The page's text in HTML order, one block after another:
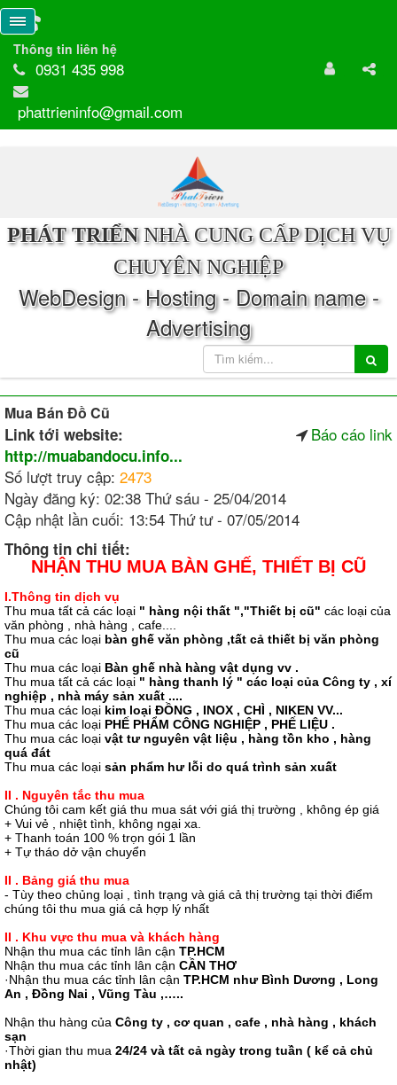
Thông tin liên hệ
0931 435 998
phattrieninfo@gmail.com
PHÁT TRIỂNNHÀ CUNG CẤP DỊCH VỤ
CHUYÊN NGHIỆP
WebDesign - Hosting - Domain name -
Advertising
Mua Bán Đồ Cũ
Báo cáo link
Link tới website:
http://muabandocu.info...
Số lượt truy cập: 2473
Ngày đăng ký: 02:38 Thứ sáu - 25/04/2014
Cập nhật lần cuối: 13:54 Thứ tư - 07/05/2014
Thông tin chi tiết:
NHẬN THU MUA BÀN GHẾ, THIẾT BỊ CŨ
I.Thông tin dịch vụ
Thu mua tất cả các loại " hàng nội thất ","Thiết bị cũ" các loại của
văn phòng , nhà hàng , cafe....
Thu mua các loại bàn ghế văn phòng ,tất cả thiết bị văn phòng
cũ
Thu mua các loại Bàn ghế nhà hàng vật dụng vv .
Thu mua tất cả các loại " hàng thanh lý " các loại của Công ty , xí
nghiệp , nhà máy sản xuất ....
Thu mua các loại kim loại ĐỒNG , INOX , CHÌ , NIKEN VV...
Thu mua các loại PHẾ PHẨM CÔNG NGHIỆP , PHẾ LIỆU .
Thu mua các loại vật tư nguyên vật liệu , hàng tồn kho , hàng
quá đát
Thu mua các loại sản phẩm hư lỗi do quá trình sản xuất
II . Nguyên tắc thu mua
Chúng tôi cam kết giá thu mua sát với giá thị trường , không ép giá
+ Vui vẻ , nhiệt tình, không ngại xa.
+ Thanh toán 100 % trọn gói 1 lần
+ Tự tháo dở vận chuyển
II . Bảng giá thu mua
- Tùy theo chủng loại , tình trạng và giá cả thị trường tại thời điểm
chúng tôi thu mua giá cả hợp lý nhất
II . Khu vực thu mua và khách hàng
Nhận thu mua các tỉnh lân cận TP.HCM
Nhận thu mua các tỉnh lân cận CẦN THƠ
·Nhận thu mua các tỉnh lân cận TP.HCM như Bình Dương , Long
An , Đồng Nai , Vũng Tàu ,…..
Nhận thu hàng của Công ty , cơ quan , cafe , nhà hàng , khách
sạn
·Thời gian thu mua 24/24 và tất cả ngày trong tuần ( kể cả chủ
nhật)